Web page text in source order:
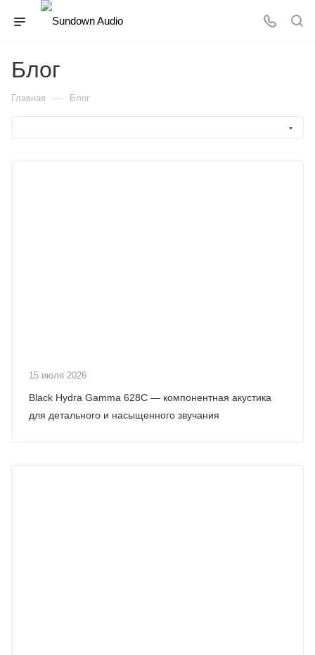
Блог
Главная — Блог
15 июля 2026
Black Hydra Gamma 628C — компонентная акустика
для детального и насыщенного звучания